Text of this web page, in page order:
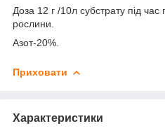
Доза 12 г /10л субстрату під
рослини.
Азот-20%.
Приховати
Характеристики